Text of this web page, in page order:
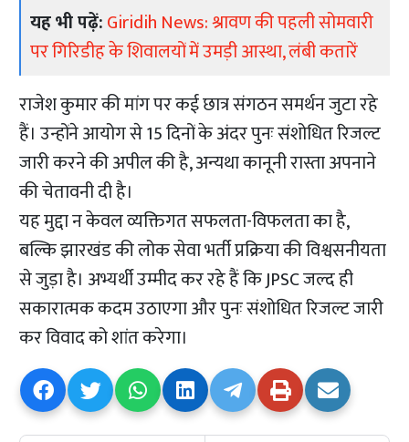
यह भी पढ़ें:Giridih News: श्रावण की पहली सोमवारी
पर गिरिडीह के शिवालयों में उमड़ी आस्था, लंबी कतारें
राजेश कुमार की मांग पर कई छात्र संगठन समर्थन जुटा रहे
हैं। उन्होंने आयोग से 15 दिनों के अंदर पुनः संशोधित रिजल्ट
जारी करने की अपील की है, अन्यथा कानूनी रास्ता अपनाने
की चेतावनी दी है।
यह मुद्दा न केवल व्यक्तिगत सफलता-विफलता का है,
बल्कि झारखंड की लोक सेवा भर्ती प्रक्रिया की विश्वसनीयता
से जुड़ा है। अभ्यर्थी उम्मीद कर रहे हैं कि JPSC जल्द ही
सकारात्मक कदम उठाएगा और पुनः संशोधित रिजल्ट जारी
कर विवाद को शांत करेगा।